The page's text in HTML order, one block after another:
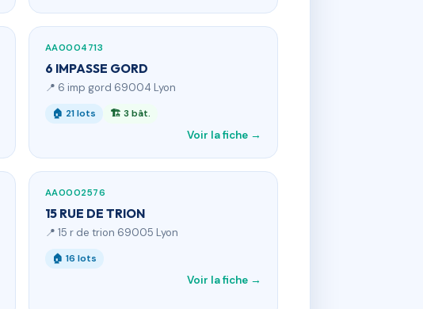
AA0004713
6 IMPASSE GORD
📍 6 imp gord 69004 Lyon
🏠 21 lots 🏗 3 bât.
Voir la fiche →
AA0002576
15 RUE DE TRION
📍 15 r de trion 69005 Lyon
🏠 16 lots
Voir la fiche →